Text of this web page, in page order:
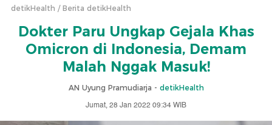
detikHealth Berita detikHealth
Dokter Paru Ungkap Gejala Khas
Omicron di Indonesia, Demam
Malah Nggak Masuk!
AN Uyung Pramudiarja - detikHealth
Jumat, 28 Jan 2022 09:34 WIB